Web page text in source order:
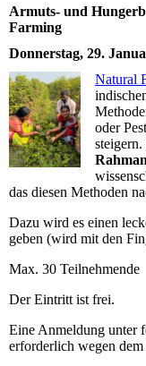
Armuts- und
Farming
Donnerstag, 29.
Natural
oder
das diesen Methoden
Dazu wird es einen
geben (wird mit den
Max. 30 Teilnehmende
Der Eintritt ist frei.
Eine Anmeldung unter
erforderlich wegen dem